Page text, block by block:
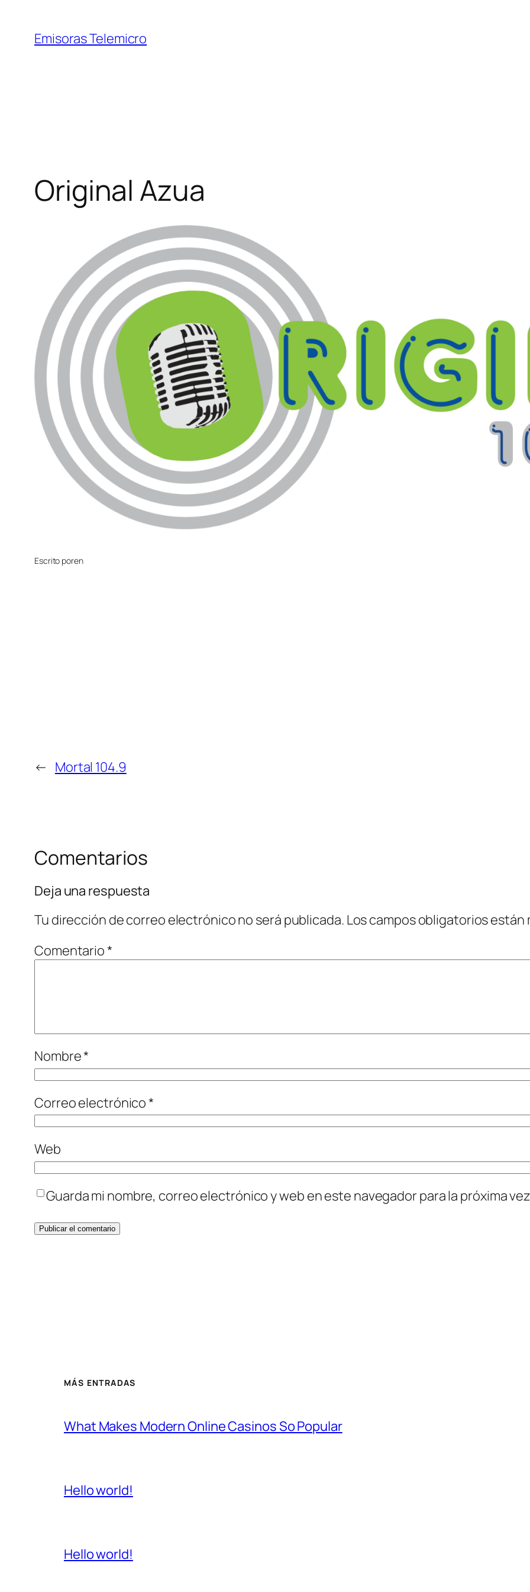
contenido
Emisoras Telemicro
Original Azua
Escrito poren
← Mortal 104.9
Comentarios
Deja una respuesta
Tu dirección de correo electrónico no será publicada. Los campos obligatorios
Comentario*
Nombre*
Correo electrónico*
Web
Guarda mi nombre, correo electrónico y web en este navegador para la próxima
MÁS ENTRADAS
What Makes Modern Online Casinos So Popular
Hello world!
Hello world!